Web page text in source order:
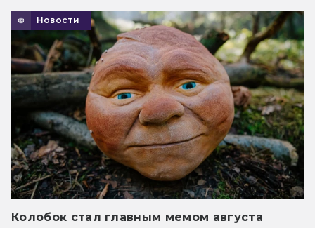
Новости
Колобок стал главным мемом августа